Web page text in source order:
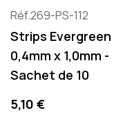
Réf.269-PS-112
Strips Evergreen
0,4mm x 1,0mm -
Sachet de 10
Precio
5,10 €